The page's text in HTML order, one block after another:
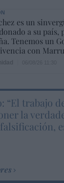
es un
a su país,
Tenemos un
con
“El trabajo
la